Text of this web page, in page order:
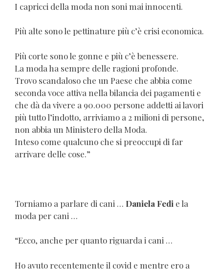
I capricci della moda non soni mai innocenti.
Più alte sono le pettinature più c’è crisi economica.
Più corte sono le gonne e più c’è benessere.
La moda ha sempre delle ragioni profonde.
Trovo scandaloso che un Paese che abbia come
seconda voce attiva nella bilancia dei pagamenti e
che dà da vivere a 90.000 persone addetti ai lavori
più tutto l’indotto, arriviamo a 2 milioni di persone,
non abbia un Ministero della Moda.
Inteso come qualcuno che si preoccupi di far
arrivare delle cose.”
Torniamo a parlare di cani … Daniela Fedi e la
moda per cani …
“Ecco, anche per quanto riguarda i cani …
Ho avuto recentemente il covid e mentre ero a